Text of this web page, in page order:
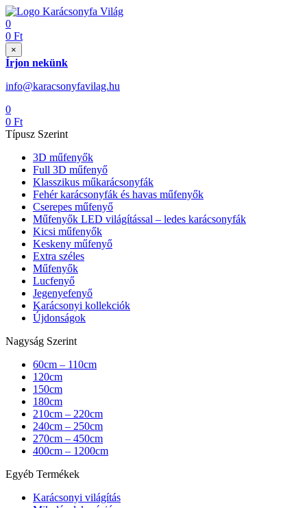
0
0 Ft
×
Írjon nekünk
info@karacsonyfavilag.hu
0
0 Ft
Típusz Szerint
3D műfenyők
Full 3D műfenyő
Klasszikus műkarácsonyfák
Fehér karácsonyfák és havas műfenyők
Cserepes műfenyő
Műfenyők LED világítással – ledes karácsonyfák
Kicsi műfenyők
Keskeny műfenyő
Extra széles
Műfenyők
Lucfenyő
Jegenyefenyő
Karácsonyi kollekciók
Újdonságok
Nagyság Szerint
60cm – 110cm
120cm
150cm
180cm
210cm – 220cm
240cm – 250cm
270cm – 450cm
400cm – 1200cm
Egyéb Termékek
Karácsonyi világítás